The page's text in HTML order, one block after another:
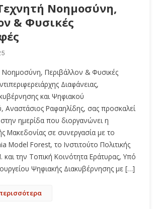
Νοημοσύνη,
& Φυσικές
Νοημοσύνη, Περιβάλλον & Φυσικές
Διαφάνειας,
και Ψηφιακού
Αναστάσιος Ραφαηλίδης, σας προσκαλεί
ημερίδα που διοργανώνει η
Μακεδονίας σε συνεργασία με το
Model Forest, το Ινστιτούτο Πολιτικής
την Τοπική Κοινότητα Εράτυρας, Υπό
Ψηφιακής Διακυβέρνησης με […]